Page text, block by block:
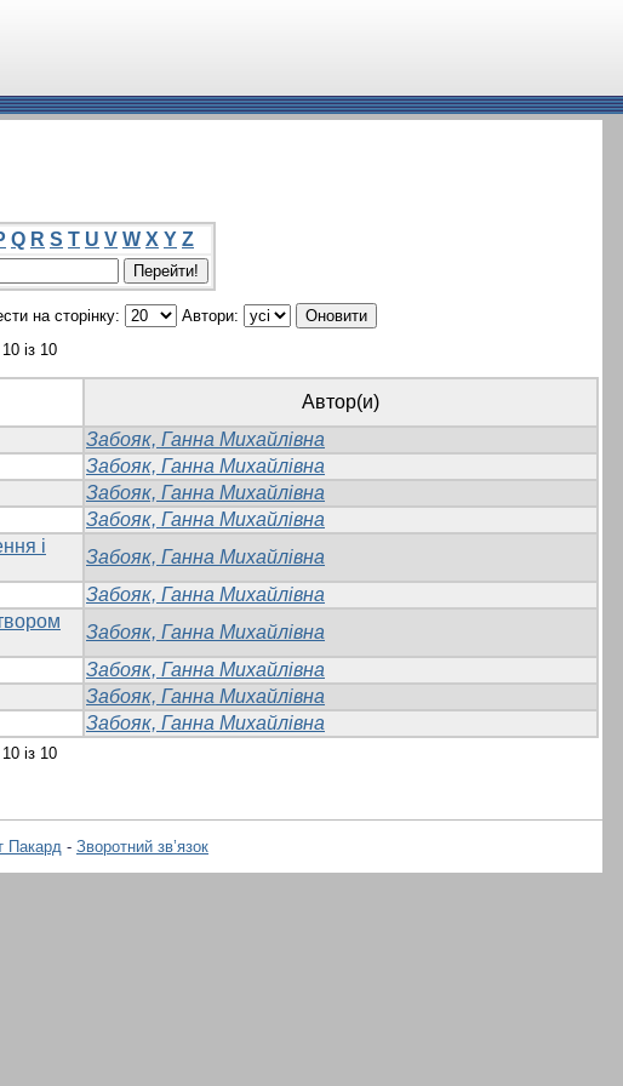
Q R S T U V W X Y Z
на сторінку:
Автори:
із 10
Автор(и)
Забояк, Ганна Михайлівна
Забояк, Ганна Михайлівна
Забояк, Ганна Михайлівна
Забояк, Ганна Михайлівна
і
Забояк, Ганна Михайлівна
Забояк, Ганна Михайлівна
Забояк, Ганна Михайлівна
Забояк, Ганна Михайлівна
Забояк, Ганна Михайлівна
Забояк, Ганна Михайлівна
із 10
Пакард - Зворотний зв’язок